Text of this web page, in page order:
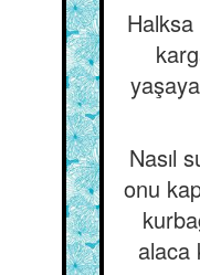
Nasıl
onu
alaca